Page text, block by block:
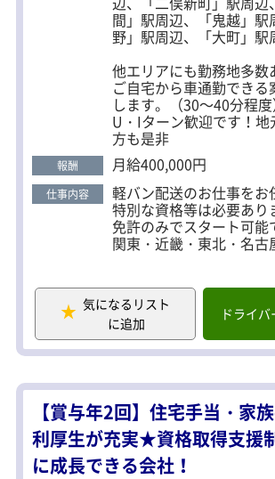
えて成果に♪
仕事で独り立ちできたら
班長、班長、総合班長と
どんどん昇進昇給。
成果が目に見えて仕事へ
ョンもUP♪
間」駅周辺、「鬼越」駅
野」駅周辺、「大町」駅
他エリアにも勤務地多数
ご自宅から車通勤できる
します。（30～40分程度
U・Iターン歓迎です！地
方も是非
報酬 月給400,000円
仕事内容 軽バン配送のお仕事をお
特別な資格等は必要あり
免許のみでスタート可能
関東・近畿・東北・名古
をご紹介しますので、お
合わせください。
＜一日の流れの例＞
▼7：00～8：00 所属し
に出勤
▼担当コースの荷物の積
▼担当コースの配達
▼休憩（時間自由）後、
積込み
▼20：00～21：00 宅配会
気になるリスト
に追加
ドライ
【賞与年2回】住宅手当・家
利厚生が充実★資格取得支援
に成長できる会社！